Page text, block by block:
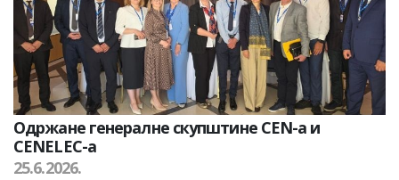
Одржане генералне скупштине CEN-а и
CENELEC-а
25.6.2026.